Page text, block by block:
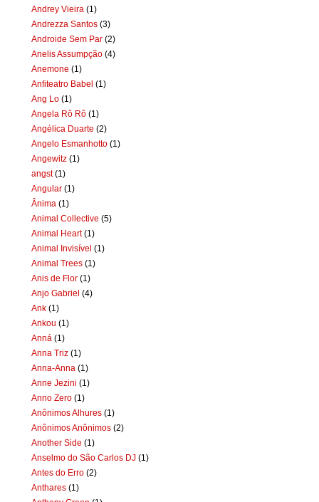
Andrey Vieira (1)
Andrezza Santos (3)
Androide Sem Par (2)
Anelis Assumpção (4)
Anemone (1)
Anfiteatro Babel (1)
Ang Lo (1)
Angela Rô Rô (1)
Angélica Duarte (2)
Angelo Esmanhotto (1)
Angewitz (1)
angst (1)
Angular (1)
Ânima (1)
Animal Collective (5)
Animal Heart (1)
Animal Invisível (1)
Animal Trees (1)
Anis de Flor (1)
Anjo Gabriel (4)
Ank (1)
Ankou (1)
Anná (1)
Anna Triz (1)
Anna-Anna (1)
Anne Jezini (1)
Anno Zero (1)
Anônimos Alhures (1)
Anônimos Anônimos (2)
Another Side (1)
Anselmo do São Carlos DJ (1)
Antes do Erro (2)
Anthares (1)